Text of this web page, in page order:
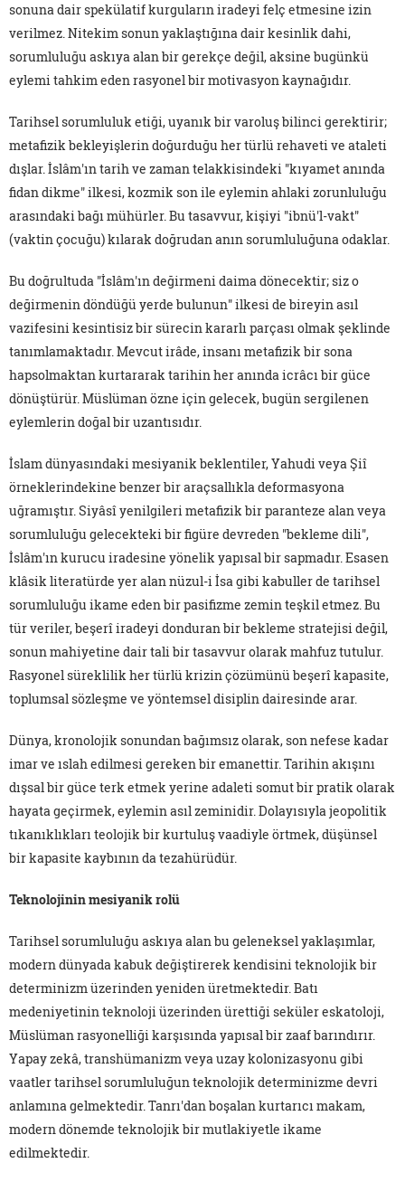
sonuna dair spekülatif kurguların iradeyi felç etmesine izin
verilmez. Nitekim sonun yaklaştığına dair kesinlik dahi,
sorumluluğu askıya alan bir gerekçe değil, aksine bugünkü
eylemi tahkim eden rasyonel bir motivasyon kaynağıdır.
Tarihsel sorumluluk etiği, uyanık bir varoluş bilinci gerektirir;
metafizik bekleyişlerin doğurduğu her türlü rehaveti ve ataleti
dışlar. İslâm'ın tarih ve zaman telakkisindeki "kıyamet anında
fidan dikme" ilkesi, kozmik son ile eylemin ahlaki zorunluluğu
arasındaki bağı mühürler. Bu tasavvur, kişiyi "ibnü'l-vakt"
(vaktin çocuğu) kılarak doğrudan anın sorumluluğuna odaklar.
Bu doğrultuda "İslâm'ın değirmeni daima dönecektir; siz o
değirmenin döndüğü yerde bulunun" ilkesi de bireyin asıl
vazifesini kesintisiz bir sürecin kararlı parçası olmak şeklinde
tanımlamaktadır. Mevcut irâde, insanı metafizik bir sona
hapsolmaktan kurtararak tarihin her anında icrâcı bir güce
dönüştürür. Müslüman özne için gelecek, bugün sergilenen
eylemlerin doğal bir uzantısıdır.
İslam dünyasındaki mesiyanik beklentiler, Yahudi veya Şiî
örneklerindekine benzer bir araçsallıkla deformasyona
uğramıştır. Siyâsî yenilgileri metafizik bir paranteze alan veya
sorumluluğu gelecekteki bir figüre devreden "bekleme dili",
İslâm'ın kurucu iradesine yönelik yapısal bir sapmadır. Esasen
klâsik literatürde yer alan nüzul-i İsa gibi kabuller de tarihsel
sorumluluğu ikame eden bir pasifizme zemin teşkil etmez. Bu
tür veriler, beşerî iradeyi donduran bir bekleme stratejisi değil,
sonun mahiyetine dair tali bir tasavvur olarak mahfuz tutulur.
Rasyonel süreklilik her türlü krizin çözümünü beşerî kapasite,
toplumsal sözleşme ve yöntemsel disiplin dairesinde arar.
Dünya, kronolojik sonundan bağımsız olarak, son nefese kadar
imar ve ıslah edilmesi gereken bir emanettir. Tarihin akışını
dışsal bir güce terk etmek yerine adaleti somut bir pratik olarak
hayata geçirmek, eylemin asıl zeminidir. Dolayısıyla jeopolitik
tıkanıklıkları teolojik bir kurtuluş vaadiyle örtmek, düşünsel
bir kapasite kaybının da tezahürüdür.
Teknolojinin mesiyanik rolü
Tarihsel sorumluluğu askıya alan bu geleneksel yaklaşımlar,
modern dünyada kabuk değiştirerek kendisini teknolojik bir
determinizm üzerinden yeniden üretmektedir. Batı
medeniyetinin teknoloji üzerinden ürettiği seküler eskatoloji,
Müslüman rasyonelliği karşısında yapısal bir zaaf barındırır.
Yapay zekâ, transhümanizm veya uzay kolonizasyonu gibi
vaatler tarihsel sorumluluğun teknolojik determinizme devri
anlamına gelmektedir. Tanrı'dan boşalan kurtarıcı makam,
modern dönemde teknolojik bir mutlakiyetle ikame
edilmektedir.